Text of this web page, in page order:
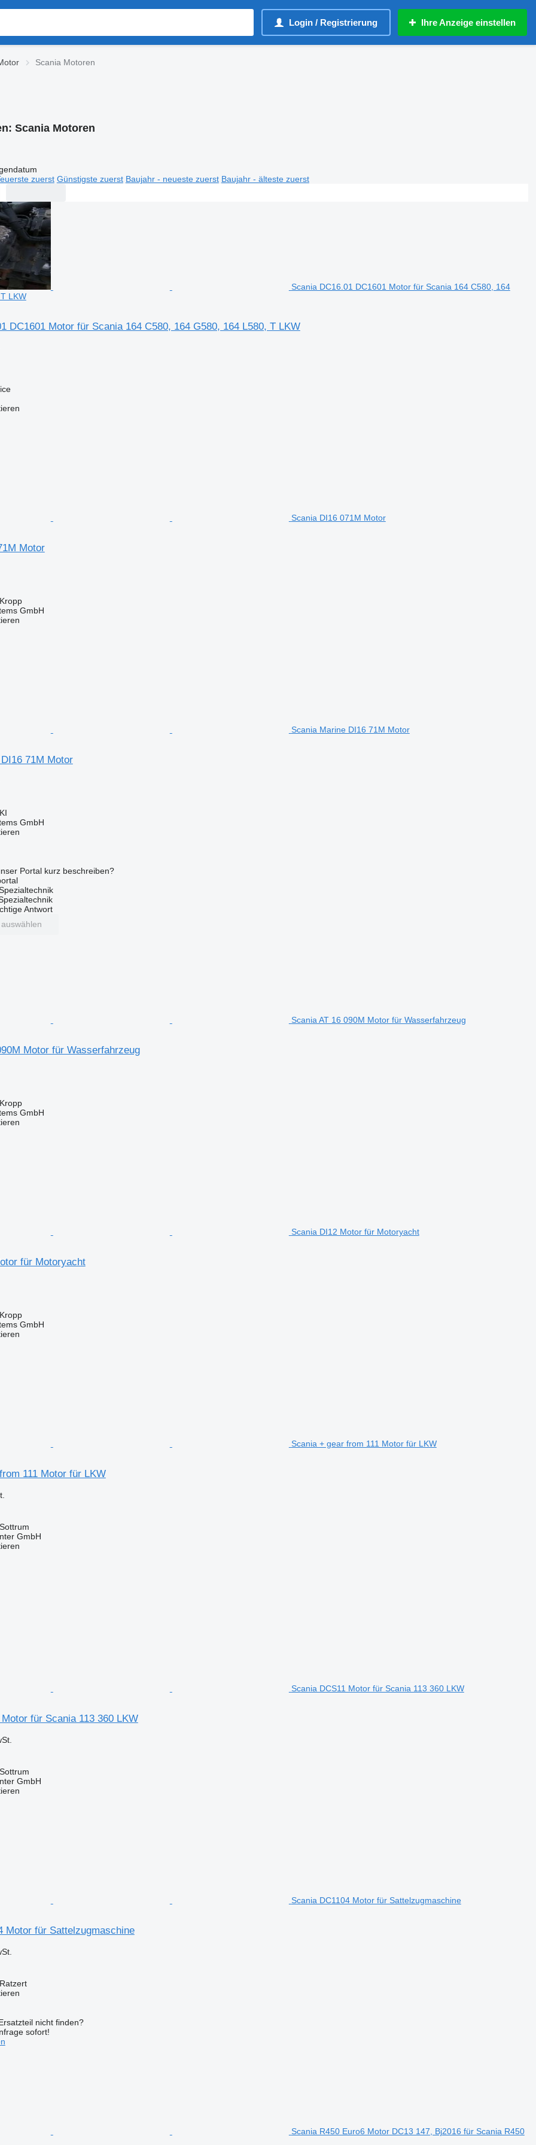
Login / Registrierung Ihre Anzeige einstellen
Scania Motoren
Scania Motoren
zuerst Günstigste zuerst Baujahr - neueste zuerst Baujahr - älteste zuerst
Scania DC16.01 DC1601 Motor für Scania 164 C580, 164
LKW
DC1601 Motor für Scania 164 C580, 164 G580, 164 L580, T LKW
Scania DI16 071M Motor
Motor
GmbH
Scania Marine DI16 71M Motor
71M Motor
GmbH
Portal kurz beschreiben?
Antwort
Scania AT 16 090M Motor für Wasserfahrzeug
Motor für Wasserfahrzeug
GmbH
Scania DI12 Motor für Motoryacht
für Motoryacht
GmbH
Scania + gear from 111 Motor für LKW
111 Motor für LKW
GmbH
Scania DCS11 Motor für Scania 113 360 LKW
für Scania 113 360 LKW
GmbH
Scania DC1104 Motor für Sattelzugmaschine
Motor für Sattelzugmaschine
nicht finden?
sofort!
Scania R450 Euro6 Motor DC13 147, Bj2016 für Scania R450